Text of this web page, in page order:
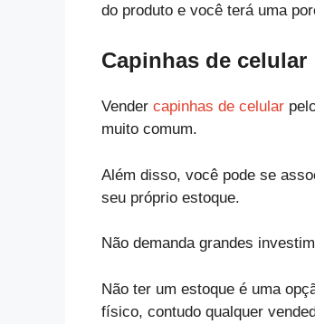
do produto e você terá uma
Capinhas de celular
Vender capinhas de celular
muito comum.
Além disso, você pode se
seu próprio estoque.
Não demanda grandes
Não ter um estoque é uma
físico, contudo qualquer